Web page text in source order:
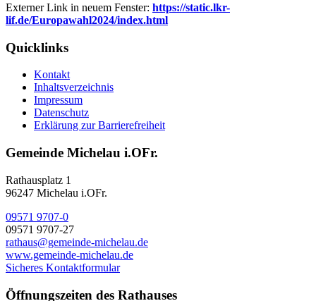
Externer Link in neuem Fenster: https://static.lkr-
lif.de/Europawahl2024/index.html
Quicklinks
Kontakt
Inhaltsverzeichnis
Impressum
Datenschutz
Erklärung zur Barrierefreiheit
Gemeinde Michelau i.OFr.
Rathausplatz 1
96247 Michelau i.OFr.
09571 9707-0
09571 9707-27
rathaus@gemeinde-michelau.de
www.gemeinde-michelau.de
Sicheres Kontaktformular
Öffnungszeiten des Rathauses